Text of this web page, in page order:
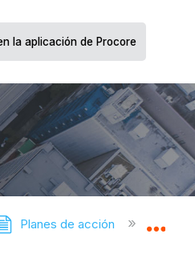
la aplicación de Procore
Planes de acción